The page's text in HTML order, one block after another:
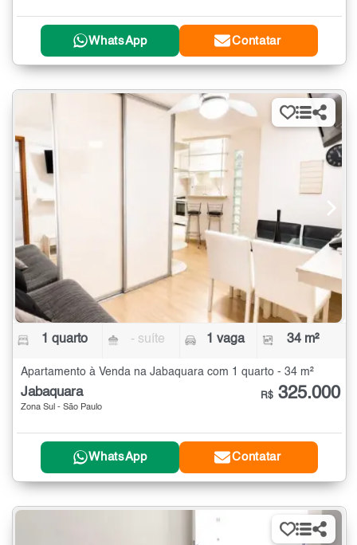
WhatsApp Contatar
1 quarto - suíte 1 vaga 34 m²
Apartamento à Venda na Jabaquara com 1 quarto - 34 m²
Jabaquara
Zona Sul - São Paulo
R$ 325.000
WhatsApp Contatar